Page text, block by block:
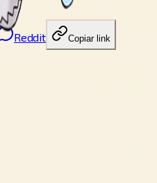
Reddit Copiar link